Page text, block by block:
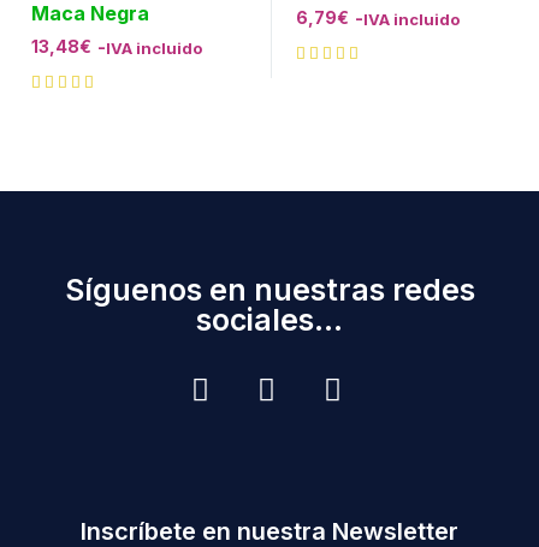
Maca Negra
13,48€ -IVA incluido
6,79€ -IVA incluido
Síguenos en nuestras redes
sociales...
Inscríbete en nuestra Newsletter